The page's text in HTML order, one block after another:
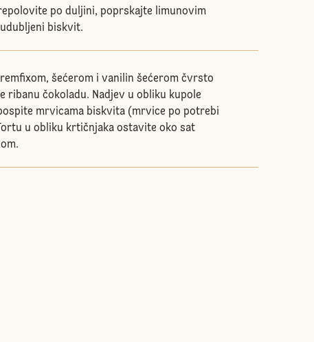
po duljini, poprskajte limunovim
biskvit.
šećerom i vanilin šećerom čvrsto
ribanu čokoladu. Nadjev u obliku kupole
mrvicama biskvita (mrvice po potrebi
u obliku krtičnjaka ostavite oko sat